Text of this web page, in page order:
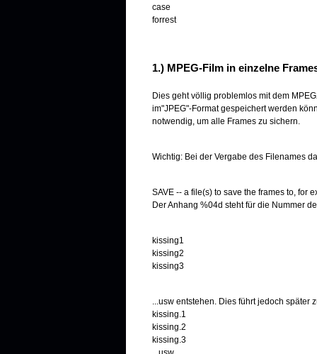
case
forrest
1.) MPEG-Film in einzelne
Dies geht völlig problemlos mit dem
im"JPEG"-Format gespeichert werden
notwendig, um alle Frames zu sichern.
Wichtig: Bei der Vergabe des Filenames
SAVE -- a file(s) to save the frames to, for
Der Anhang %04d steht für die Nummer
kissing1
kissing2
kissing3
...usw entstehen. Dies führt jedoch später
kissing.1
kissing.2
kissing.3